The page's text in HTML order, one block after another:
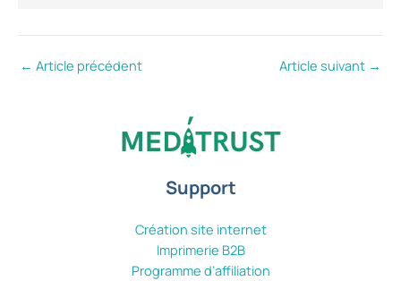
← Article précédent Article suivant →
Support
Création site internet
Imprimerie B2B
Programme d’affiliation